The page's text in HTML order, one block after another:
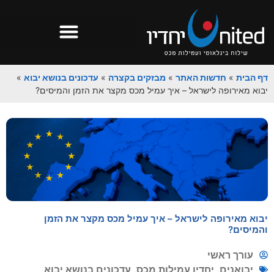
דף הבית » חדשות האתר » מבזקים בקצרה » עדכונים בנושא יבוא »
יבוא מאירופה לישראל – איך עמיל מכס מקצר את הזמן והמיסים?
יבוא מאירופה לישראל – איך עמיל מכס מקצר את הזמן
והמיסים?
עורך ראשי
יבואנים, יחדיו עמילות מכס, עדכונים בנושא יבוא